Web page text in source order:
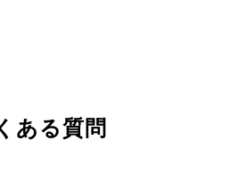
ある質問